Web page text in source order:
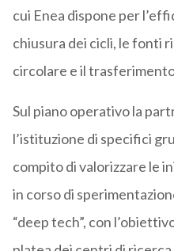
cui Enea dispone per
chiusura dei cicli, le fonti
circolare e il trasferimento
Sul piano operativo la
l’istituzione di specifici
compito di valorizzare le
in corso di
“deep tech”, con